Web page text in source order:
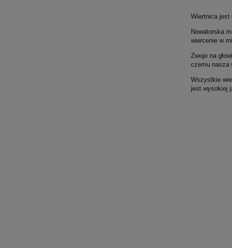
Wiertnica jest
Nowatorska
wiercenie w
Zwoje na
czemu nasza
Wszystkie
jest wysokiej